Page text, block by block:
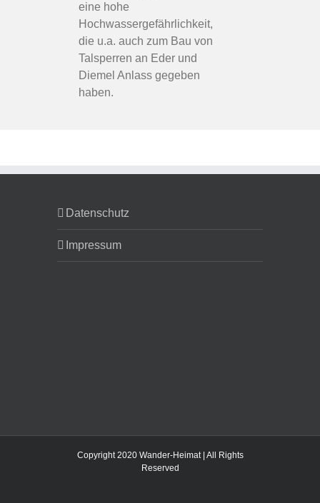
eine hohe
Hochwassergefährlichkeit,
die u.a. auch zum Bau von
Talsperren an Eder und
Diemel Anlass gegeben
haben.
Datenschutz
Impressum
Copyright 2020 Wander-Heimat | All Rights
Reserved